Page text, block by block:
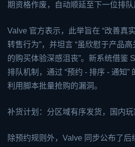
期资格作废，自动顺延至下一位排队
Valve 官方表示，此举旨在 “改善真
转售行为”，并坦言 “虽欣慰于产品
的购买体验深感沮丧”。新系统借鉴
排队机制，通过 “预约 - 排序 - 通知”
利用脚本批量抢购的漏洞。
补货计划：分区域有序发货，国内
除预约规则外，Valve 同步公布了后